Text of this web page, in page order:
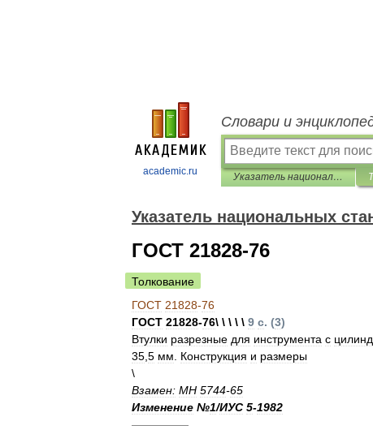
academic.ru
Словари и
Указатель национальных стандартов 2013
Указатель национальных
ГОСТ 21828-76
Толкование
ГОСТ 21828-76
ГОСТ 21828-76\ \ \ \ \ 9 с. (3)
Втулки разрезные для инструмента с
35 5 мм Конструкция и размеры
\
Взамен: МН 5744-65
Изменение №1/ИУС 5-1982
—————